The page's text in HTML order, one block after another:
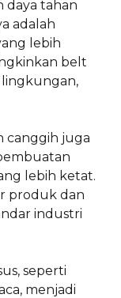
daya tahan
adalah
lebih
belt
lingkungan,
canggih juga
lebih ketat.
produk dan
industri
seperti
menjadi